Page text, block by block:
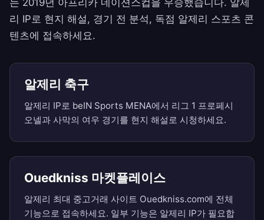
는 2019년 아프리카 네이션스컵을 우승했습니다. 알제
리 IP로 현지 해설, 경기 전 분석, 독점 알제리 스포츠 콘
텐츠에 접속하세요.
알제리 축구
알제리 IP로 beIN Sports MENA에서 리그 1 프로페시
오넬과 사막의 여우 경기를 현지 해설로 시청하세요.
Ouedkniss 마켓플레이스
알제리 최대 중고거래 사이트 Ouedkniss.com에 전체
기능으로 접속하세요. 일부 기능은 알제리 IP가 필요합